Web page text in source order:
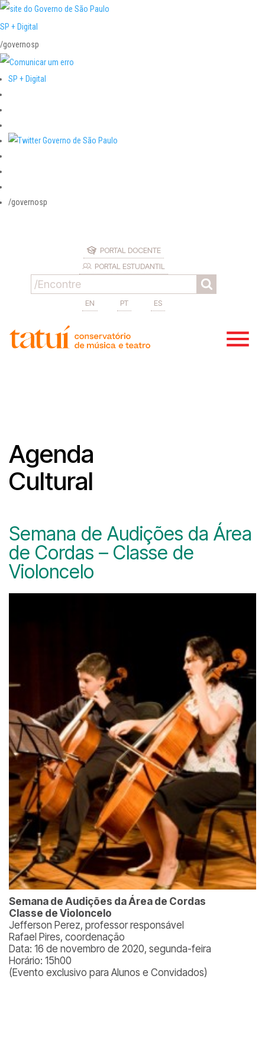
SP + Digital
/governosp
SP + Digital
/governosp
PORTAL DOCENTE
PORTAL ESTUDANTIL
EN PT ES
Agenda
Cultural
Semana de Audições da Área
de Cordas – Classe de
Violoncelo
Semana de Audições da Área de Cordas
Classe de Violoncelo
Jefferson Perez, professor responsável
Rafael Pires, coordenação
Data: 16 de novembro de 2020, segunda-feira
Horário: 15h00
(Evento exclusivo para Alunos e Convidados)